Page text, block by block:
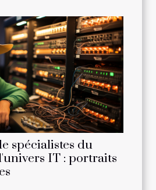
spécialistes du
IT : portraits